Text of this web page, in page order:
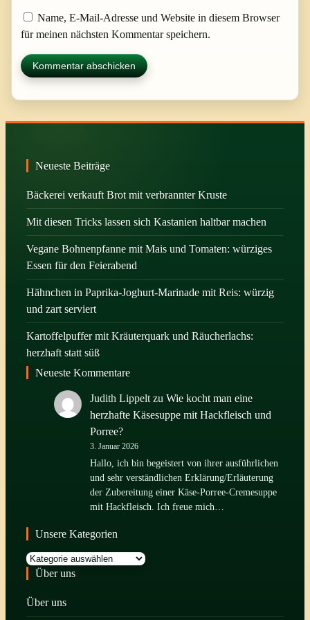
Name, E-Mail-Adresse und Website in diesem Browser
für meinen nächsten Kommentar speichern.
Neueste Beiträge
Bäckerei verkauft Brot mit verbrannter Kruste
Mit diesen Tricks lassen sich Kastanien haltbar machen
Vegane Bohnenpfanne mit Mais und Tomaten: würziges
Essen für den Feierabend
Hähnchen in Paprika-Joghurt-Marinade mit Reis: würzig
und zart serviert
Kartoffelpuffer mit Kräuterquark und Räucherlachs:
herzhaft statt süß
Neueste Kommentare
Judith Lippelt zu Wie kocht man eine
herzhafte Käsesuppe mit Hackfleisch und
Porree?
3. Januar 2026
Hallo, ich bin begeistert von ihrer ausführlichen
und sehr verständlichen Erklärung/Erläuterung
der Zubereitung einer Käse-Porree-Cremesuppe
mit Hackfleisch. Ich freue mich…
Unsere Kategorien
Kategorien
Über uns
Über uns